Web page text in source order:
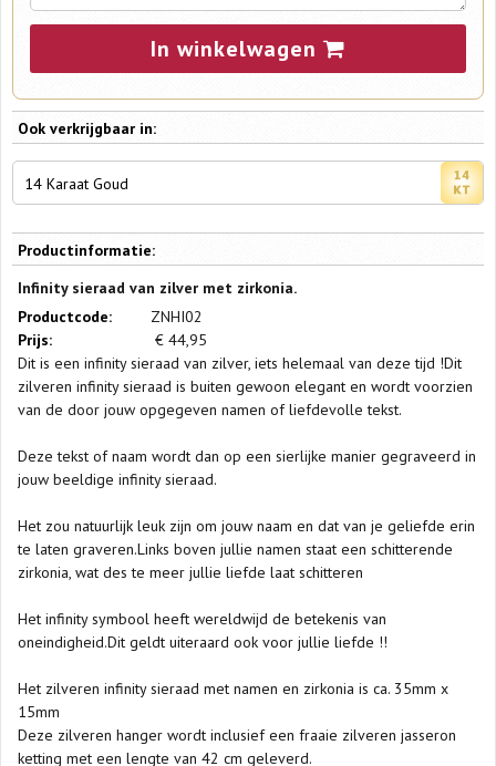
In winkelwagen
Ook verkrijgbaar in:
14 Karaat Goud
Productinformatie:
Infinity sieraad van zilver met zirkonia.
Productcode:
ZNHI02
Prijs:
€ 44,95
Dit is een infinity sieraad van zilver, iets helemaal van deze tijd !Dit
zilveren infinity sieraad is buiten gewoon elegant en wordt voorzien
van de door jouw opgegeven namen of liefdevolle tekst.
Deze tekst of naam wordt dan op een sierlijke manier gegraveerd in
jouw beeldige infinity sieraad.
Het zou natuurlijk leuk zijn om jouw naam en dat van je geliefde erin
te laten graveren.Links boven jullie namen staat een schitterende
zirkonia, wat des te meer jullie liefde laat schitteren
Het infinity symbool heeft wereldwijd de betekenis van
oneindigheid.Dit geldt uiteraard ook voor jullie liefde !!
Het zilveren infinity sieraad met namen en zirkonia is ca. 35mm x
15mm
Deze zilveren hanger wordt inclusief een fraaie zilveren jasseron
ketting met een lengte van 42 cm geleverd.